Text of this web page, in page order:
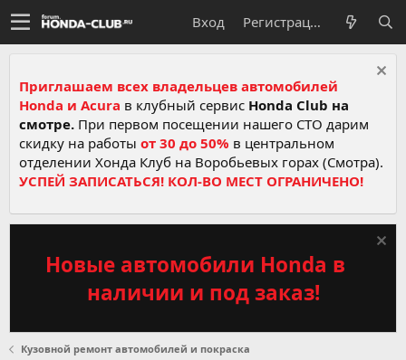
Вход Регистрация
Приглашаем всех владельцев автомобилей
Honda и Acura в клубный сервис Honda Club на
смотре. При первом посещении нашего СТО дарим
скидку на работы от 30 до 50% в центральном
отделении Хонда Клуб на Воробьевых горах (Смотра).
УСПЕЙ ЗАПИСАТЬСЯ! КОЛ-ВО МЕСТ ОГРАНИЧЕНО!
Новые автомобили Honda в
наличии и под заказ!
Кузовной ремонт автомобилей и покраска